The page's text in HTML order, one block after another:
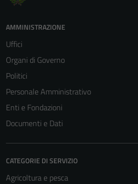
AMMINISTRAZIONE
Uffici
Organi di Governo
Politici
Personale Amministrativo
Enti e Fondazioni
Documenti e Dati
CATEGORIE DI SERVIZIO
Agricoltura e pesca